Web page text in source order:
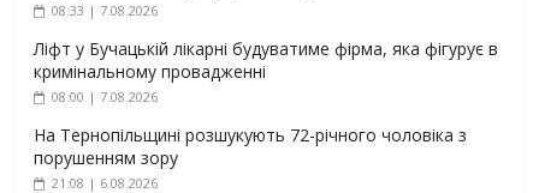
08:33 | 7.08.2026
Ліфт у Бучацькій лікарні будуватиме фірма, яка фігурує в
кримінальному провадженні
08:00 | 7.08.2026
На Тернопільщині розшукують 72-річного чоловіка з
порушенням зору
21:08 | 6.08.2026